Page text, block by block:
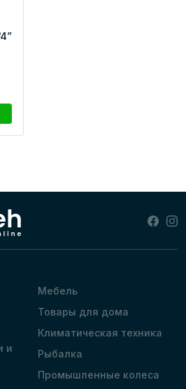
и
Мебель
Товары для дома
Климатическая техника
Рыбалка
Промышленные колеса